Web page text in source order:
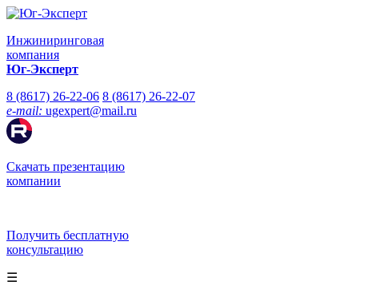
Инжиниринговая
компания
Юг-Эксперт
8 (8617) 26-22-06 8 (8617) 26-22-07
e-mail: ugexpert@mail.ru
Скачать презентацию
компании
Получить бесплатную
консультацию
☰